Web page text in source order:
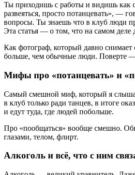
ли
отпускать
туда
жену?
Ты приходишь с работы и видишь как
развеяться, просто потанцевать», —
вопросы. Ты знаешь что в клуб люди
Эта статья — о том, что на самом
Как фотограф, который давно
больше, чем обычные люди. Поверте —
Мифы про «потанцевать» и
Самый смешной миф, который я
в клуб только ради танцев, в итоге
и едут туда, где людей побольше.
Про «пообщаться» вообще смешно.
глазами, телом, флирт.
Алкоголь и всё, что с ним